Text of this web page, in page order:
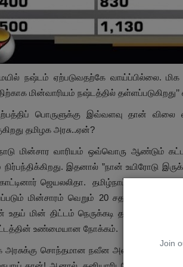
Join
நஷ்டம் ஏற்படுவதற்கே வாய்ப்பில்லை. மிக
மின்வாரியம் நஷ்டத்தில் தள்ளப்படுகிறது’’
பொருளுக்கு இவ்வளவு தான்
தமிழக அரசு..ஏன்?
மின்சார வாரியம் ஒவ்வொரு ஆண்டும்
நிர்பந்திக்கிறது. இதனால் ”நான் உயிரோடு
காட்டினார் ஜெயலலிதா. தமிழ்நாட்டின் மொத்த
மின்சாரம் வெறும் 20 சதவிகிதமே!
உதய் மின் திட்டம் நெருக்கடி தருகிறது.
உண்மையான நோக்கம்.
அரசுக்கு சொந்தமான நவீன அனல் மின்
தமிழகம்
பரந்தூர்: விவசாயிகளின்
அமெரிக்காவின் லாபவெறிக்கும்...
Nov 30, 2024 0 561
சமரன் சிறப்புக் கட்டுரை